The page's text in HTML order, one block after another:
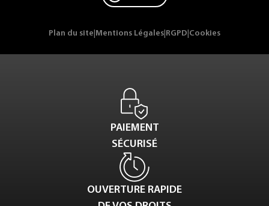
Plan du site Mentions Légales RGPD Cookies
PAIEMENT
SÉCURISÉ
OUVERTURE RAPIDE